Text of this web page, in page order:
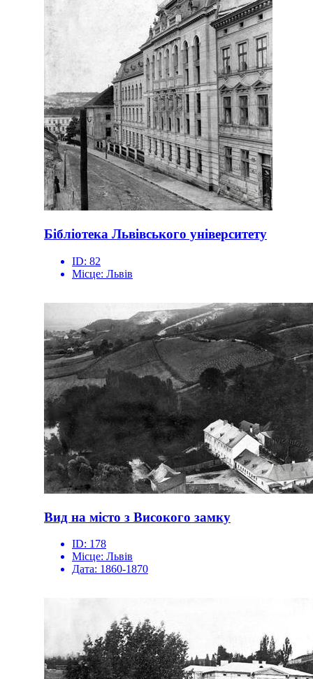
Бібліотека Львівського університету
ID: 82
Місце: Львів
Вид на місто з Високого замку
ID: 178
Місце: Львів
Дата: 1860-1870